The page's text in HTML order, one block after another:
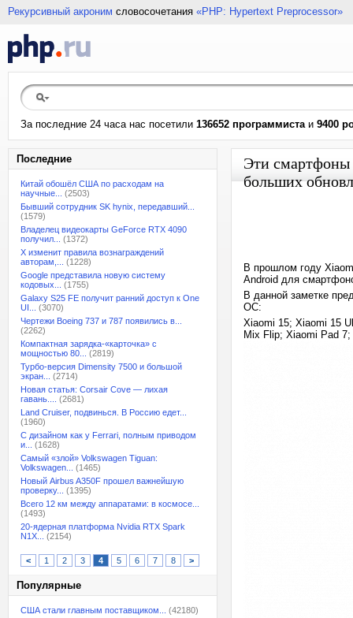
Рекурсивный акроним словосочетания «PHP: Hypertext Preprocessor»
За последние 24 часа нас посетили 136652 программистаи 9400
Последние
Китай обошёл США по расходам на
научные...
(2503)
Бывший сотрудник SK hynix, передавший...
(1579)
Владелец видеокарты GeForce RTX 4090
получил...
(1372)
X изменит правила вознаграждений
авторам,...
(1228)
Google представила новую систему
кодовых...
(1755)
Galaxy S25 FE получит ранний доступ к One
UI...
(3070)
Чертежи Boeing 737 и 787 появились в...
(2262)
Компактная зарядка-«карточка» с
мощностью 80...
(2819)
Турбо-версия Dimensity 7500 и большой
экран...
(2714)
Новая статья: Corsair Cove — лихая
гавань....
(2681)
Land Cruiser, подвинься. В Россию едет...
(1960)
С дизайном как у Ferrari, полным приводом
и...
(1628)
Самый «злой» Volkswagen Tiguan:
Volkswagen...
(1465)
Новый Airbus A350F прошел важнейшую
проверку...
(1395)
Всего 12 км между аппаратами: в космосе...
(1493)
20-ядерная платформа Nvidia RTX Spark
N1X...
(2154)
< 1 2 3 4 5 6 7 8 >
Популярные
США стали главным поставщиком...
(42180)
Эти смартфоны
больших
В прошлом году
Android для
В данной заметке
ОС:
Xiaomi 15; Xiaomi 15
Mix Flip; Xiaomi Pad